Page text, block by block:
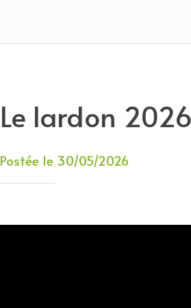
Le lardon
Postée le 30/05/2026